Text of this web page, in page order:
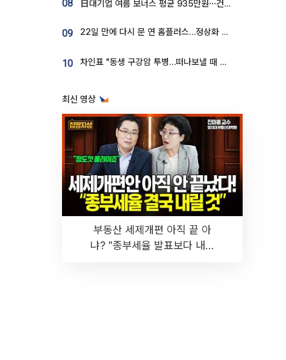
08 日대기업 여름 보너스 평균 935만원⋯건설회사 1800만 넘어
09 22일 만에 다시 문 연 홈플러스…정상화 바쁜데 재고 없어 ‘발동동’[가보니]
10 차인표 "동생 구강암 투병…떠나보낼 때 가장 힘들었다”
최신 영상
부동산 세제개편 아직 끝 아
냐? "종부세율 발표보다 내릴